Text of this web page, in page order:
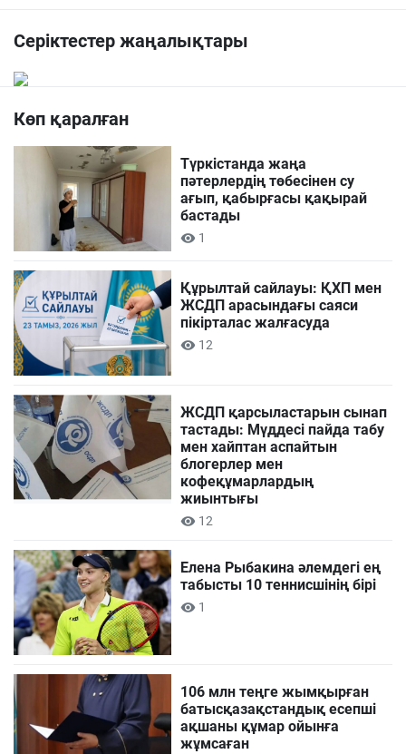
Серіктестер жаңалықтары
Көп қаралған
Түркістанда жаңа
пәтерлердің төбесінен су
ағып, қабырғасы қақырай
бастады
1
Құрылтай сайлауы: ҚХП мен
ЖСДП арасындағы саяси
пікірталас жалғасуда
12
ЖСДП қарсыластарын сынап
тастады: Мүддесі пайда табу
мен хайптан аспайтын
блогерлер мен
кофеқұмарлардың
жиынтығы
12
Елена Рыбакина әлемдегі ең
табысты 10 теннисшінің бірі
1
106 млн теңге жымқырған
батысқазақстандық есепші
ақшаны құмар ойынға
жұмсаған